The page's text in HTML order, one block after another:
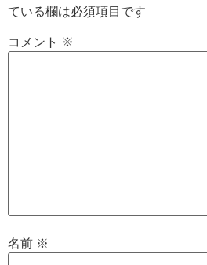
ている欄は必須項目です
コメント ※
名前 ※